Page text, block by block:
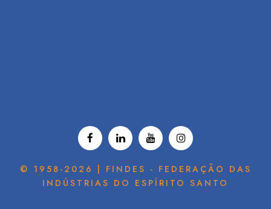
© 1958-2026 | FINDES - FEDERAÇÃO DAS
INDÚSTRIAS DO ESPÍRITO SANTO